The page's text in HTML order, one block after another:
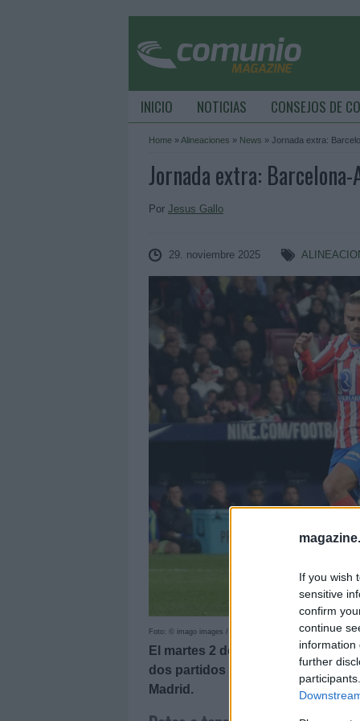
If you wish
sensitive
confirm
continue
information
further
INICIO NOTICIAS CONSEJOS DE
Home »Alineaciones » News » Jornada extra:
Jornada extra:
Por Jesus Gallo
29. noviembre 2025
Foto: © imago images / ZUMA Press Wire
El martes 2 de diciembre
dos partidos adelantados de la
Madrid.